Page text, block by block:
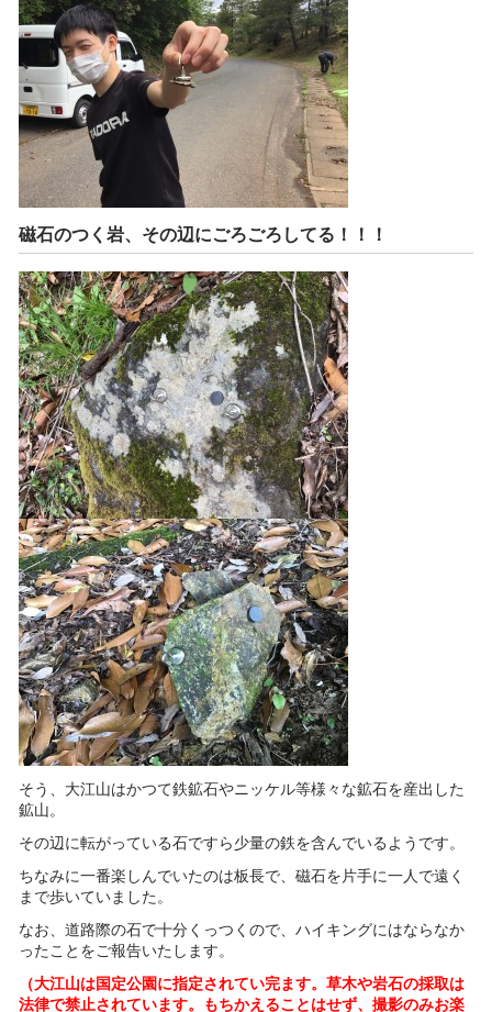
磁石のつく岩、その辺にごろごろしてる！！！
そう、大江山はかつて鉄鉱石やニッケル等様々な鉱石を産出した
鉱山。
その辺に転がっている石ですら少量の鉄を含んでいるようです。
ちなみに一番楽しんでいたのは板長で、磁石を片手に一人で遠く
まで歩いていました。
なお、道路際の石で十分くっつくので、ハイキングにはならなか
ったことをご報告いたします。
（大江山は国定公園に指定されてい完ます。草木や岩石の採取は
法律で禁止されています。もちかえることはせず、撮影のみお楽